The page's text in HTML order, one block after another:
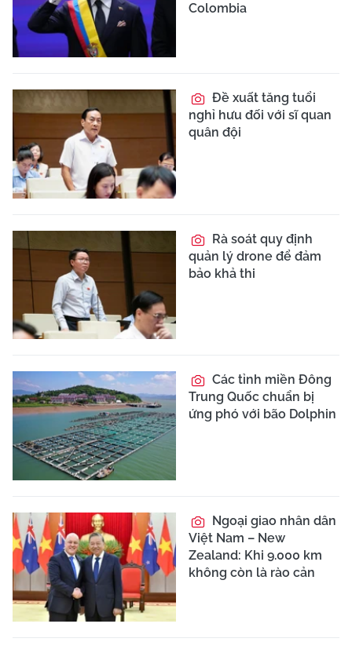
Colombia
Đề xuất tăng tuổi
nghỉ hưu đối với sĩ quan
quân đội
Rà soát quy định
quản lý drone để đảm
bảo khả thi
Các tỉnh miền Đông
Trung Quốc chuẩn bị
ứng phó với bão Dolphin
Ngoại giao nhân dân
Việt Nam – New
Zealand: Khi 9.000 km
không còn là rào cản